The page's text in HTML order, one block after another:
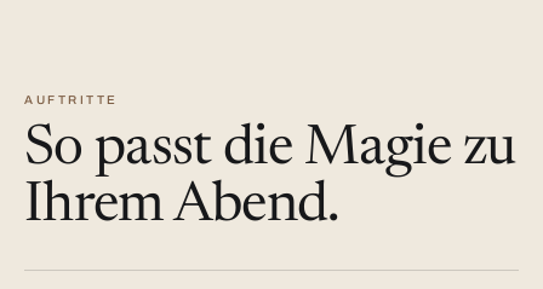
AUFTRITTE
So passt die Magie zu
Ihrem Abend.